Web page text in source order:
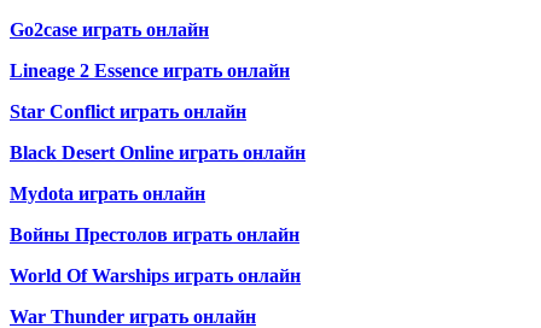
Go2case играть онлайн
Lineage 2 Essence играть онлайн
Star Conflict играть онлайн
Black Desert Online играть онлайн
Mydota играть онлайн
Войны Престолов играть онлайн
World Of Warships играть онлайн
War Thunder играть онлайн